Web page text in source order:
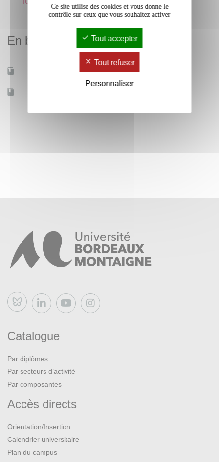
En bref
Mobilité d'études Non
Bluesky
Catalogue
Par diplômes
Par secteurs d’activité
Par composantes
Accès directs
Orientation/Insertion
Calendrier universitaire
Plan du campus
Ce site utilise des cookies et vous donne le
contrôle sur ceux que vous souhaitez activer
Tout accepter
Tout refuser
Personnaliser